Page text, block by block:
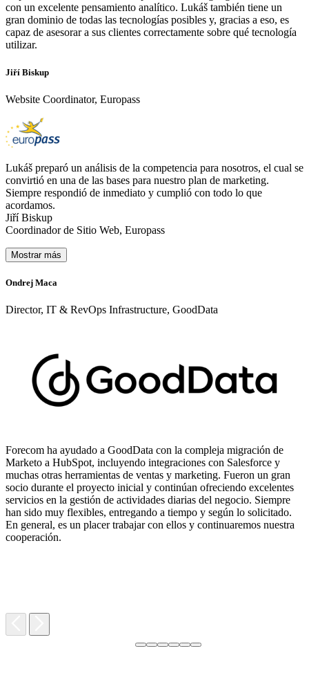
con un excelente pensamiento analítico. Lukáš también tiene un
gran dominio de todas las tecnologías posibles y, gracias a eso, es
capaz de asesorar a sus clientes correctamente sobre qué tecnología
utilizar.
Jiří Biskup
Website Coordinator, Europass
Lukáš preparó un análisis de la competencia para nosotros, el cual se
convirtió en una de las bases para nuestro plan de marketing.
Siempre respondió de inmediato y cumplió con todo lo que
acordamos.
Jiří Biskup
Coordinador de Sitio Web, Europass
Mostrar más
Ondrej Maca
Director, IT & RevOps Infrastructure, GoodData
Forecom ha ayudado a GoodData con la compleja migración de
Marketo a HubSpot, incluyendo integraciones con Salesforce y
muchas otras herramientas de ventas y marketing. Fueron un gran
socio durante el proyecto inicial y continúan ofreciendo excelentes
servicios en la gestión de actividades diarias del negocio. Siempre
han sido muy flexibles, entregando a tiempo y según lo solicitado.
En general, es un placer trabajar con ellos y continuaremos nuestra
cooperación.